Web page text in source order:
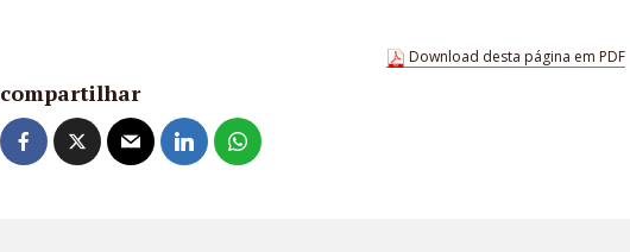
Download desta página em PDF
compartilhar